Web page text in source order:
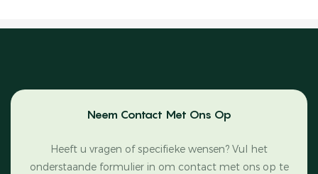
Neem Contact Met Ons Op
Heeft u vragen of specifieke wensen? Vul het
onderstaande formulier in om contact met ons op te